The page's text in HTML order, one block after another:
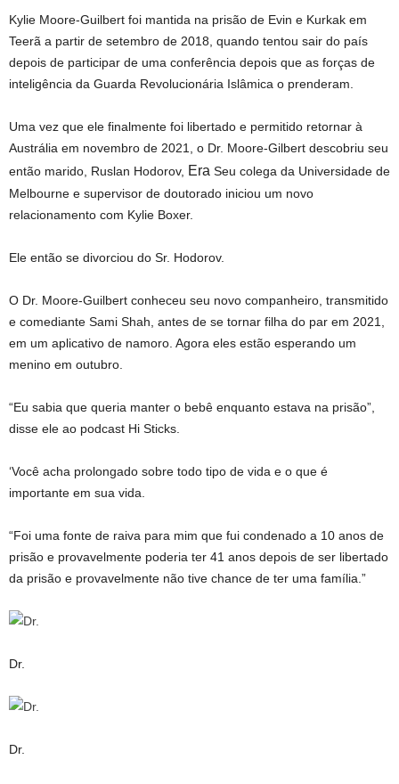
Kylie Moore-Guilbert foi mantida na prisão de Evin e Kurkak em
Teerã a partir de setembro de 2018, quando tentou sair do país
depois de participar de uma conferência depois que as forças de
inteligência da Guarda Revolucionária Islâmica o prenderam.
Uma vez que ele finalmente foi libertado e permitido retornar à
Austrália em novembro de 2021, o Dr. Moore-Gilbert descobriu seu
então marido, Ruslan Hodorov, Era Seu colega da Universidade de
Melbourne e supervisor de doutorado iniciou um novo
relacionamento com Kylie Boxer.
Ele então se divorciou do Sr. Hodorov.
O Dr. Moore-Guilbert conheceu seu novo companheiro, transmitido
e comediante Sami Shah, antes de se tornar filha do par em 2021,
em um aplicativo de namoro. Agora eles estão esperando um
menino em outubro.
“Eu sabia que queria manter o bebê enquanto estava na prisão”,
disse ele ao podcast Hi Sticks.
‘Você acha prolongado sobre todo tipo de vida e o que é
importante em sua vida.
“Foi uma fonte de raiva para mim que fui condenado a 10 anos de
prisão e provavelmente poderia ter 41 anos depois de ser libertado
da prisão e provavelmente não tive chance de ter uma família.”
Dr.
Dr.